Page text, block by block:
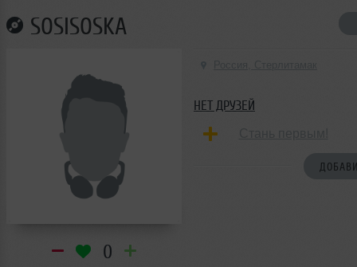
SOSISOSKA
0
НЕТ ДРУЗЕЙ